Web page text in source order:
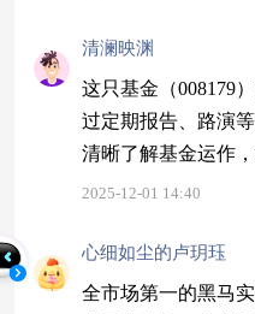
清澜映渊
这只基金（008179
过定期报告、路演
清晰了解基金运作
合C$ #11月我的投资
2025-12-01 14:40
心细如尘的卢玥珏
全市场第一的黑马